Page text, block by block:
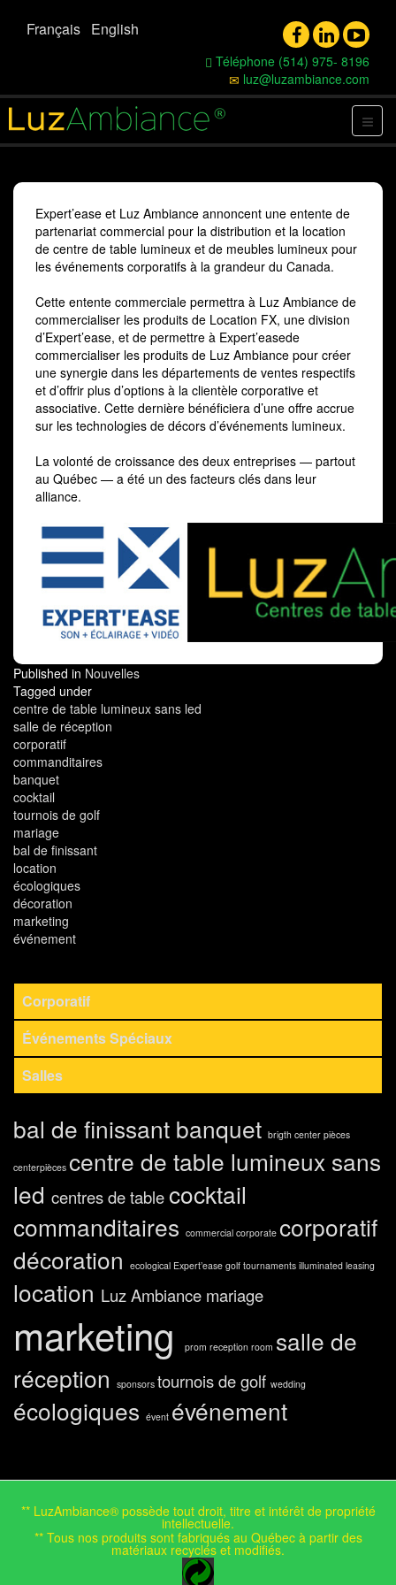
Français English
Téléphone (514) 975- 8196
luz@luzambiance.com
Expert’ease et Luz Ambiance annoncent une entente de
partenariat commercial pour la distribution et la location
de centre de table lumineux et de meubles lumineux pour
les événements corporatifs à la grandeur du Canada.
Cette entente commerciale permettra à Luz Ambiance de
commercialiser les produits de Location FX, une division
d’Expert’ease, et de permettre à Expert’easede
commercialiser les produits de Luz Ambiance pour créer
une synergie dans les départements de ventes respectifs
et d’offrir plus d’options à la clientèle corporative et
associative. Cette dernière bénéficiera d’une offre accrue
sur les technologies de décors d’événements lumineux.
La volonté de croissance des deux entreprises — partout
au Québec — a été un des facteurs clés dans leur
alliance.
Published in Nouvelles
Tagged under
centre de table lumineux sans led
salle de réception
corporatif
commanditaires
banquet
cocktail
tournois de golf
mariage
bal de finissant
location
écologiques
décoration
marketing
événement
Corporatif
Événements Spéciaux
Salles
bal de finissant banquet brigth center pièces
centerpièces centre de table lumineux sans
led centres de tablecocktail
commanditaires commercial corporate corporatif
décoration ecological Expert’ease golf tournaments illuminated leasing
location Luz Ambiance mariage
marketing prom reception room salle de
réception sponsors tournois de golf wedding
écologiques évent événement
** LuzAmbiance® possède tout droit, titre et intérêt de propriété
intellectuelle.
** Tous nos produits sont fabriqués au Québec à partir des
matériaux recyclés et modifiés.